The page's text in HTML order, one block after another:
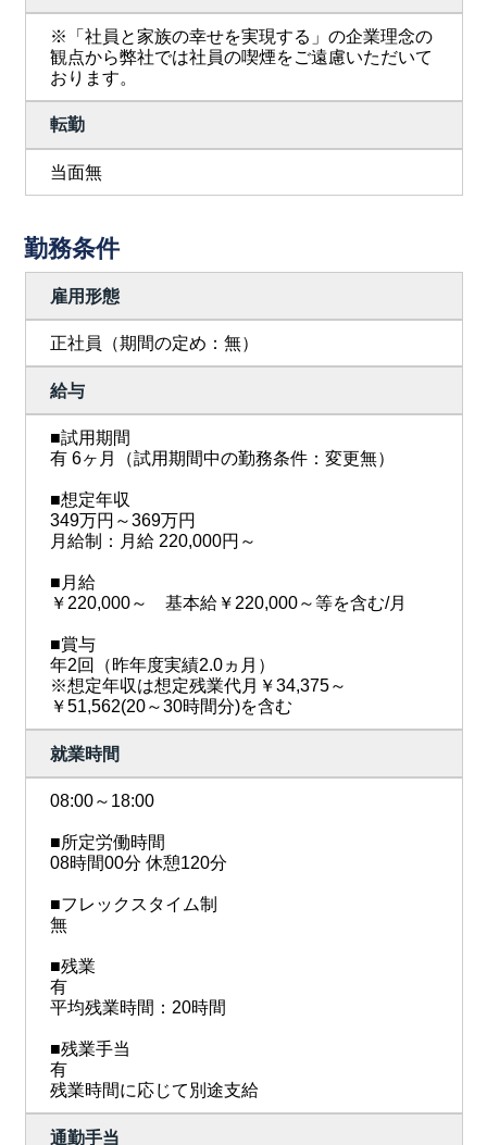
※「社員と家族の幸せを実現する」の企業理念の
観点から弊社では社員の喫煙をご遠慮いただいて
おります。
転勤
当面無
勤務条件
雇用形態
正社員（期間の定め：無）
給与
■試用期間
有 6ヶ月（試用期間中の勤務条件：変更無）
■想定年収
349万円～369万円
月給制：月給 220,000円～
■月給
￥220,000～ 基本給￥220,000～等を含む/月
■賞与
年2回（昨年度実績2.0ヵ月）
※想定年収は想定残業代月￥34,375～
￥51,562(20～30時間分)を含む
就業時間
08:00～18:00
■所定労働時間
08時間00分 休憩120分
■フレックスタイム制
無
■残業
有
平均残業時間：20時間
■残業手当
有
残業時間に応じて別途支給
通勤手当